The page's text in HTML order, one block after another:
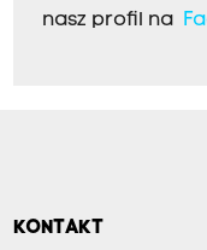
nasz profil na
KONTAKT